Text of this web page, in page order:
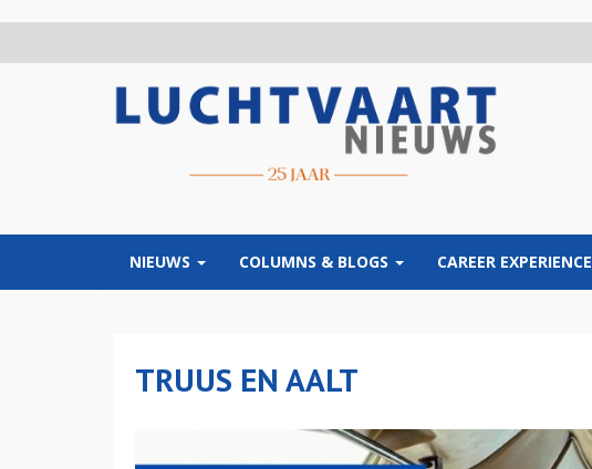
NIEUWS COLUMNS & BLOGS CAREER EXPERIENCE
TRUUS EN AALT